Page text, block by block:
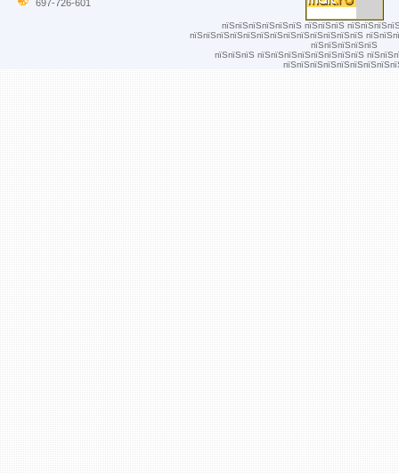
697-726-601
пїЅпїЅпїЅпїЅпїЅпїЅ пїЅпїЅпїЅ
пїЅпїЅпїЅпїЅпїЅпїЅпїЅпїЅпїЅпїЅпїЅпїЅпїЅ
пїЅпїЅпїЅпїЅпїЅ
пїЅпїЅпїЅ пїЅпїЅпїЅпїЅпїЅпїЅпїЅпїЅ